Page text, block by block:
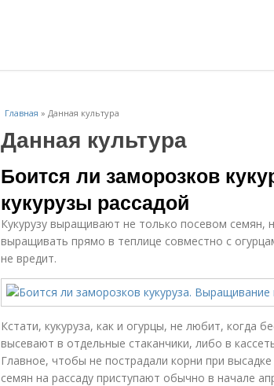
Главная » Данная культура
Данная культура
Боится ли заморозков
кукурузы рассадой
Кукурузу выращивают не только посевом семян,
выращивать прямо в теплице совместно с
не вредит.
Кстати, кукуруза, как и огурцы, не любит, когда
высевают в отдельные стаканчики, либо в
Главное, чтобы не пострадали корни при
семян на рассаду приступают обычно в начале